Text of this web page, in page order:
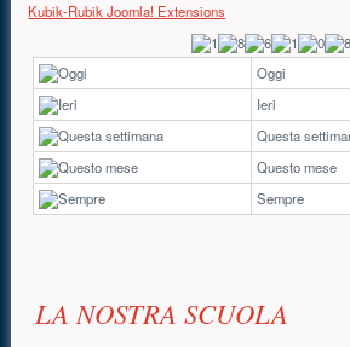
Kubik-Rubik Joomla! Extensions
Oggi
Ieri
Questa
Questo mese
Sempre
LA NOSTRA SCUOLA